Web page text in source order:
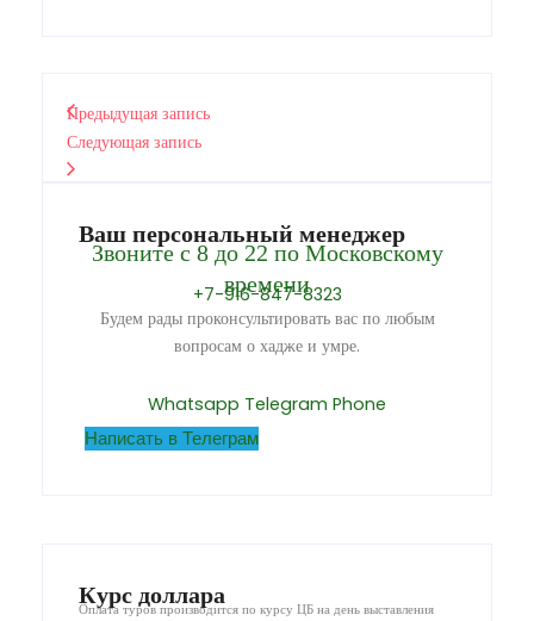
Предыдущая запись
Следующая запись
Ваш персональный менеджер
Звоните с 8 до 22 по Московскому
времени
+7-916-847-8323
Будем рады проконсультировать вас по любым
вопросам о хадже и умре.
Whatsapp Telegram Phone
Написать в Телеграм
Курс доллара
Оплата туров производится по курсу ЦБ на день выставления